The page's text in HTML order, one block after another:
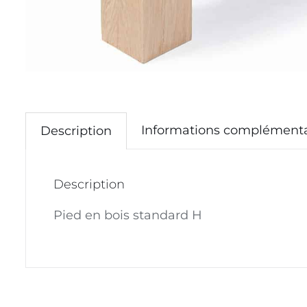
Description Informations
Description
Pied en bois standard H